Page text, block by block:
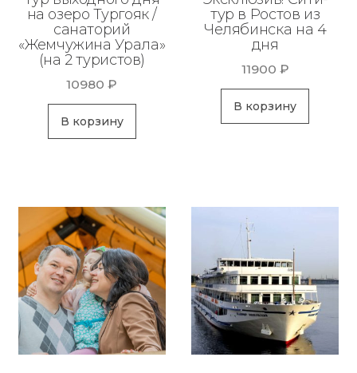
на озеро Тургояк /
санаторий
«Жемчужина Урала»
(на 2 туристов)
10980₽
В корзину
тур в Ростов из
Челябинска на 4
дня
11900 ₽
В корзину